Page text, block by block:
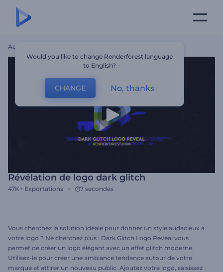
Accueil
Révélation de logo dark glitch
47K+ Exportations 7 secondes
Vous cherchez la solution idéale pour donner un style audacieux à
votre logo ? Ne cherchez plus : Dark Glitch Logo Reveal vous
permet de créer un logo élégant avec un effet glitch moderne.
Utilisez-le pour créer une ambiance tendance autour de votre
marque et attirer un nouveau public. Ajoutez votre logo, saisissez
Would you like to change Renderforest language
to English?
CHANGE No, thanks